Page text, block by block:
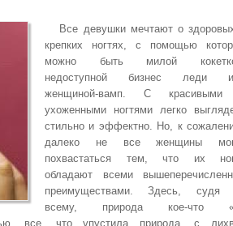
Все девушки мечтают о
крепких ногтях, с помощью
можно быть милой
недоступной бизнес леди
женщиной-вамп. С
ухоженными ногтями легко
стильно и эффектно. Но, к
далеко не все женщины
похвастаться тем, что их
обладают всеми
преимуществами. Здесь, судя
всему, природа кое-что
все, что упустила природа, с